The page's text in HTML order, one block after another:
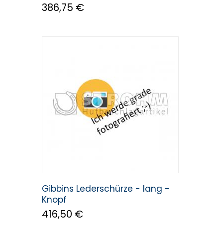
386,75 €
Gibbins Lederschürze - lang -
Knopf
416,50 €